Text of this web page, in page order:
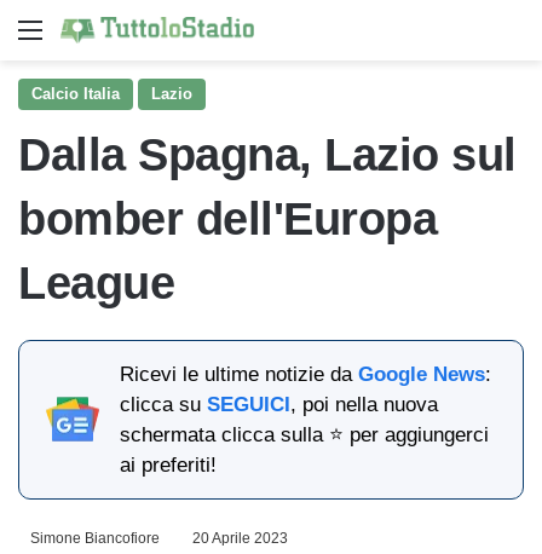
Menu
Calcio Italia Lazio
Dalla Spagna, Lazio sul
bomber dell'Europa
League
Ricevi le ultime notizie daGoogle News:
clicca suSEGUICI, poi nella nuova
schermata clicca sulla ⭐ per aggiungerci
ai preferiti!
Simone Biancofiore 20 Aprile 2023